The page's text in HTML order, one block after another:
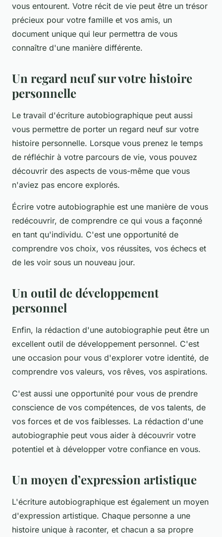
vous entourent. Votre récit de vie peut être un trésor
précieux pour votre famille et vos amis, un
document unique qui leur permettra de vous
connaître d'une manière différente.
Un regard neuf sur votre histoire
personnelle
Le travail d'écriture autobiographique peut aussi
vous permettre de porter un regard neuf sur votre
histoire personnelle. Lorsque vous prenez le temps
de réfléchir à votre parcours de vie, vous pouvez
découvrir des aspects de vous-même que vous
n'aviez pas encore explorés.
Écrire votre autobiographie est une manière de vous
redécouvrir, de comprendre ce qui vous a façonné
en tant qu'individu. C'est une opportunité de
comprendre vos choix, vos réussites, vos échecs et
de les voir sous un nouveau jour.
Un outil de développement
personnel
Enfin, la rédaction d'une autobiographie peut être un
excellent outil de développement personnel. C'est
une occasion pour vous d'explorer votre identité, de
comprendre vos valeurs, vos rêves, vos aspirations.
C'est aussi une opportunité pour vous de prendre
conscience de vos compétences, de vos talents, de
vos forces et de vos faiblesses. La rédaction d'une
autobiographie peut vous aider à découvrir votre
potentiel et à développer votre confiance en vous.
Un moyen d’expression artistique
L'écriture autobiographique est également un moyen
d'expression artistique. Chaque personne a une
histoire unique à raconter, et chacun a sa propre